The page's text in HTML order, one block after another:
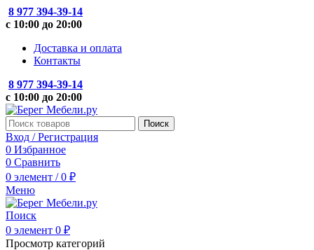
8 977 394-39-14
с 10:00 до 20:00
Доставка и оплата
Контакты
8 977 394-39-14
с 10:00 до 20:00
Поиск
Вход / Регистрация
0 Избранное
0 Сравнить
0 элемент / 0 ₽
Меню
Поиск
0 элемент 0 ₽
Просмотр категорий